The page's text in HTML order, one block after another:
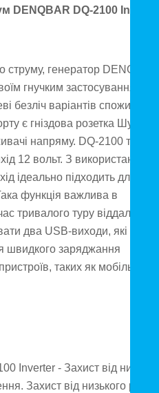
DENQBAR DQ-2100
струму, генератор DENQBAR
гнучким застосуванням,
безліч варіантів
є гніздова розетка Шуко,
напряму. DQ-2100 також
12 вольт. З використанням
ідеально підходить для
функція важлива в
тривалого туру
два USB-виходи, які
швидкого заряджання
таких як мобільні
Inverter - Захист від
Захист від низького рівня